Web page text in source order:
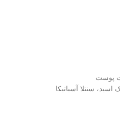
پوست
اسید، سنتلا آسیاتیکا